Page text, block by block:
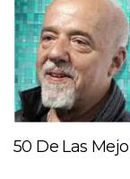
50 De Las